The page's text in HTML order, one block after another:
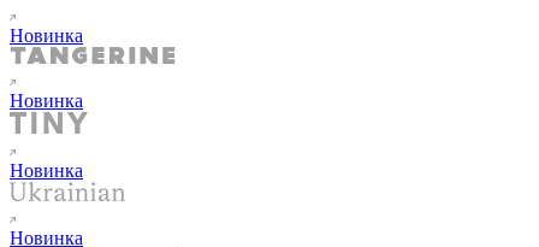
Новинка
Новинка
Новинка
Новинка